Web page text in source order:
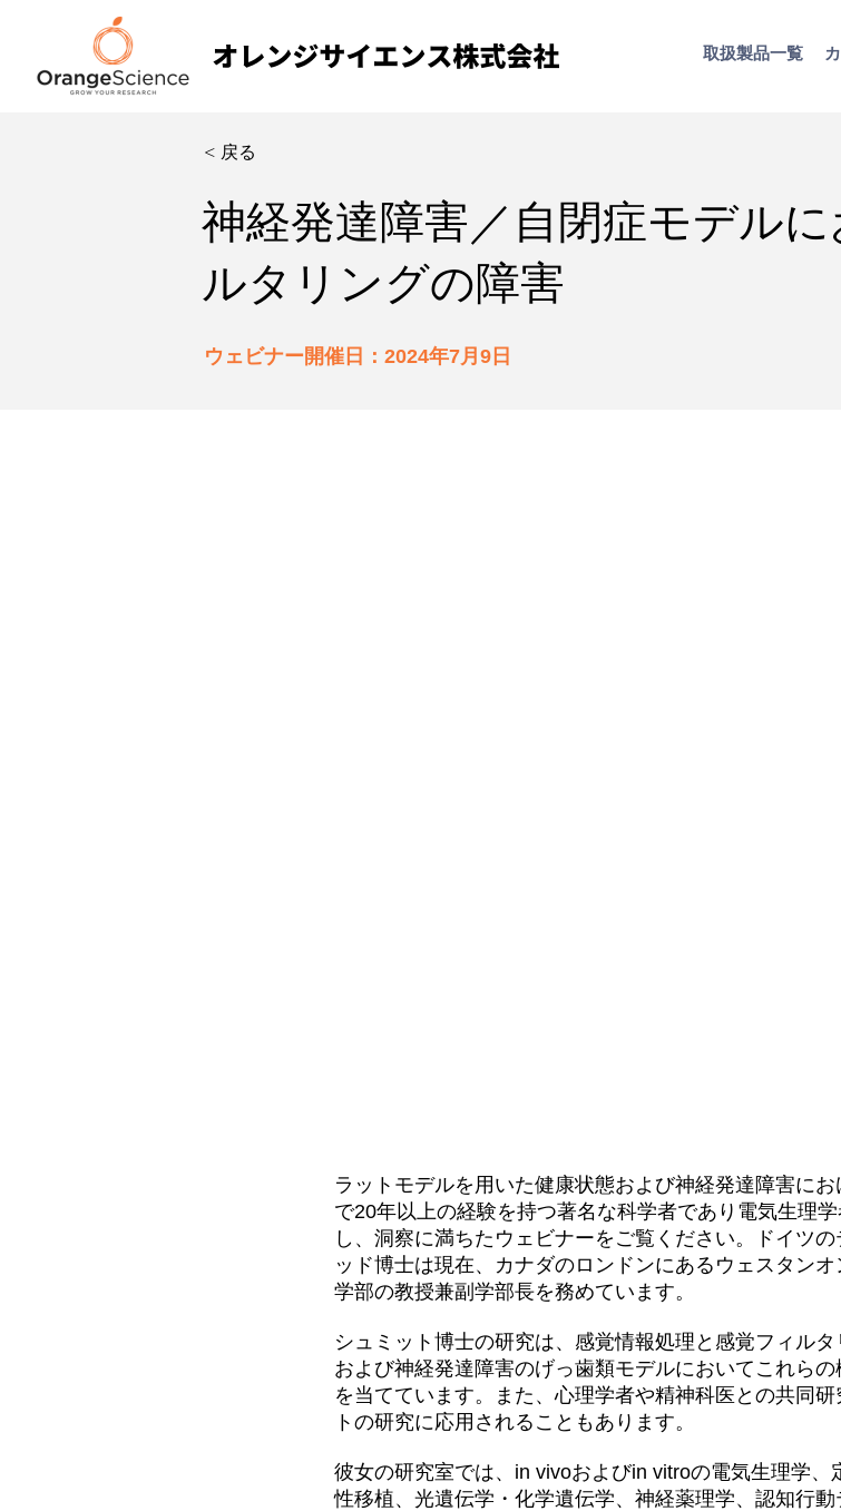
取扱​製品一覧
< 戻る
神経発達障害／自閉症モデル
ルタリングの障害
ウェビナー開催日：2024年7月9日
ラットモデルを用いた健康状態および神経発達障害に
で20年以上の経験を持つ著名な科学者であり電気生理
し、洞察に満ちたウェビナーをご覧ください。ドイツ
ッド博士は現在、カナダのロンドンにあるウェスタン
学部の教授兼副学部長を務めています。
シュミット博士の研究は、感覚情報処理と感覚フィルタ
および神経発達障害のげっ歯類モデルにおいてこれら
を当てています。また、心理学者や精神科医との共同
トの研究に応用されることもあります。
彼女の研究室では、in vivoおよびin vitroの電気生理学、
性移植、光遺伝学・化学遺伝学、神経薬理学、認知行